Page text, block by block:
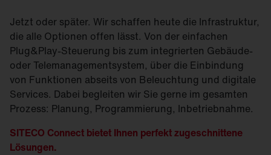
Jetzt oder später. Wir schaffen heute die Infrastruktur,
die alle Optionen offen lässt. Von der einfachen
Plug&Play-Steuerung bis zum integrierten Gebäude-
oder Telemanagementsystem, über die Einbindung
von Funktionen abseits von Beleuchtung und digitale
Services. Dabei begleiten wir Sie gerne im gesamten
Prozess: Planung, Programmierung, Inbetriebnahme.
SITECO Connect bietet Ihnen perfekt zugeschnittene
Lösungen.